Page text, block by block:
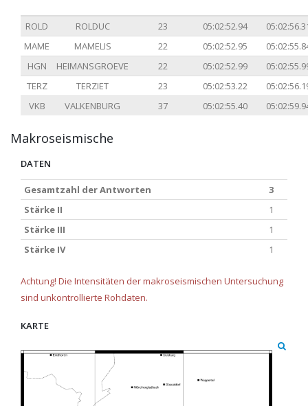
ROLD ROLDUC 23 05:02:52.94
MAME
MAMELIS 22 05:02:52.95
HGN
HEIMANSGROEVE 22 05:02:52.99
TERZ
TERZIET 23 05:02:53.22
VKB
VALKENBURG 37 05:02:55.40
Makroseismische
DATEN
Gesamtzahl der Antworten
3
Stärke II
1
Stärke III
1
Stärke IV
1
Achtung! Die Intensitäten der makroseismischen Untersuchung
sind unkontrollierte Rohdaten.
KARTE